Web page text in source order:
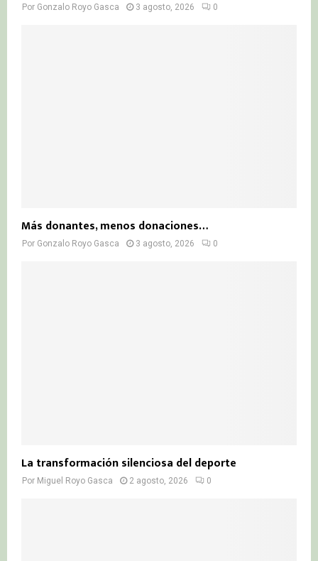
Por Gonzalo Royo Gasca 3 agosto, 2026 0
Más donantes, menos donaciones…
Por Gonzalo Royo Gasca 3 agosto, 2026 0
La transformación silenciosa del deporte
Por Miguel Royo Gasca 2 agosto, 2026 0